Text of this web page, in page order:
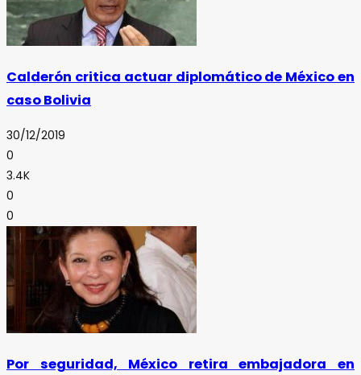
Calderón critica actuar diplomático de México en
caso Bolivia
30/12/2019
0
3.4K
0
0
Por seguridad, México retira embajadora en